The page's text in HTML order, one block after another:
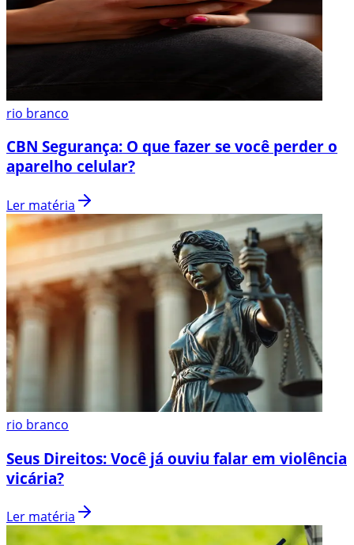
rio branco
CBN Segurança: O que fazer se você perder o
aparelho celular?
Ler matéria
rio branco
Seus Direitos: Você já ouviu falar em violência
vicária?
Ler matéria